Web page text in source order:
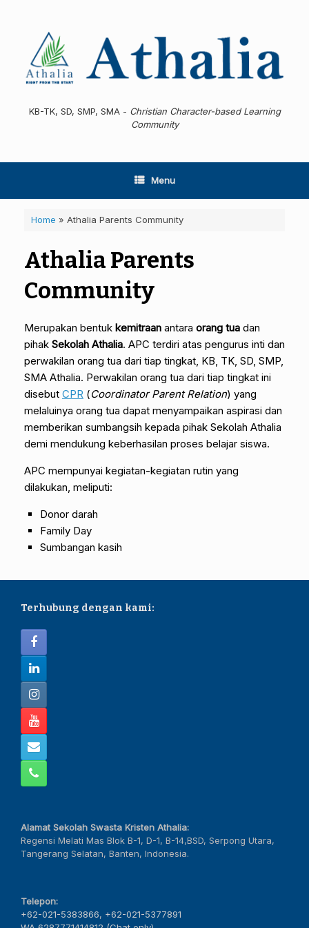
KB-TK, SD, SMP, SMA - Christian Character-based Learning
Community
Menu
Home » Athalia Parents Community
Athalia Parents
Community
Merupakan bentuk kemitraan antara orang tua dan
pihak Sekolah Athalia. APC terdiri atas pengurus inti dan
perwakilan orang tua dari tiap tingkat, KB, TK, SD, SMP,
SMA Athalia. Perwakilan orang tua dari tiap tingkat ini
disebut CPR (Coordinator Parent Relation) yang
melaluinya orang tua dapat menyampaikan aspirasi dan
memberikan sumbangsih kepada pihak Sekolah Athalia
demi mendukung keberhasilan proses belajar siswa.
APC mempunyai kegiatan-kegiatan rutin yang
dilakukan, meliputi:
Donor darah
Family Day
Sumbangan kasih
Terhubung dengan kami:
Alamat Sekolah Swasta Kristen Athalia:
Regensi Melati Mas Blok B-1, D-1, B-14,BSD, Serpong Utara,
Tangerang Selatan, Banten, Indonesia.
Telepon:
+62-021-5383866, +62-021-5377891